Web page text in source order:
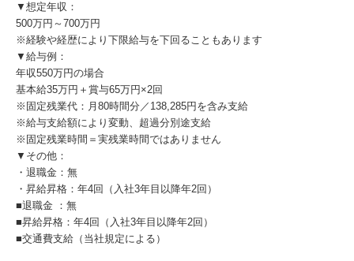
▼想定年収：
500万円～700万円
※経験や経歴により下限給与を下回ることもあります
▼給与例：
年収550万円の場合
基本給35万円＋賞与65万円×2回
※固定残業代：月80時間分／138,285円を含み支給
※給与支給額により変動、超過分別途支給
※固定残業時間＝実残業時間ではありません
▼その他：
・退職金：無
・昇給昇格：年4回（入社3年目以降年2回）
■退職金 ：無
■昇給昇格：年4回（入社3年目以降年2回）
■交通費支給（当社規定による）